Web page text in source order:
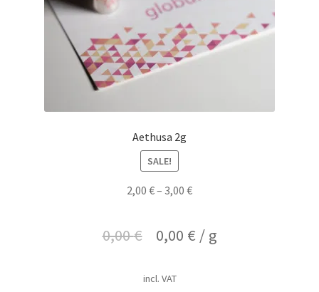
Aethusa 2g
SALE!
2,00 €– 3,00 €
0,00€ 0,00 € / g
incl. VAT